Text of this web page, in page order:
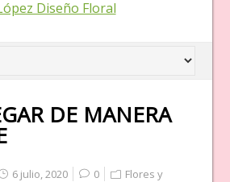
DE MANERA
6 julio, 2020 0
Flores y